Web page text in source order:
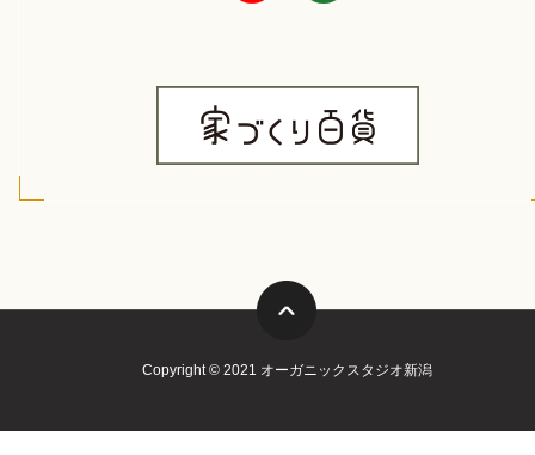
Copyright © 2021 オーガニックスタジオ新潟